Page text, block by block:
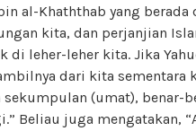
al-Khaththab yang berada
kita, dan perjanjian
di leher-leher kita. Jika
dari kita sementara
sekumpulan (umat), benar-
Beliau juga mengatakan,